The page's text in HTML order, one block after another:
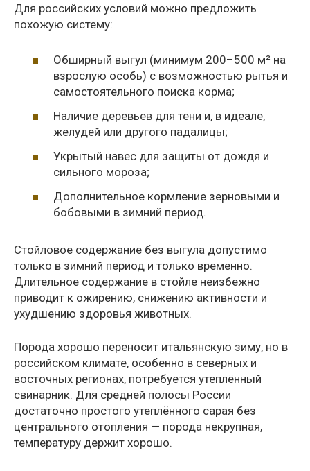
Для российских условий можно предложить
похожую систему:
Обширный выгул (минимум 200–500 м² на
взрослую особь) с возможностью рытья и
самостоятельного поиска корма;
Наличие деревьев для тени и, в идеале,
желудей или другого падалицы;
Укрытый навес для защиты от дождя и
сильного мороза;
Дополнительное кормление зерновыми и
бобовыми в зимний период.
Стойловое содержание без выгула допустимо
только в зимний период и только временно.
Длительное содержание в стойле неизбежно
приводит к ожирению, снижению активности и
ухудшению здоровья животных.
Порода хорошо переносит итальянскую зиму, но в
российском климате, особенно в северных и
восточных регионах, потребуется утеплённый
свинарник. Для средней полосы России
достаточно простого утеплённого сарая без
центрального отопления — порода некрупная,
температуру держит хорошо.